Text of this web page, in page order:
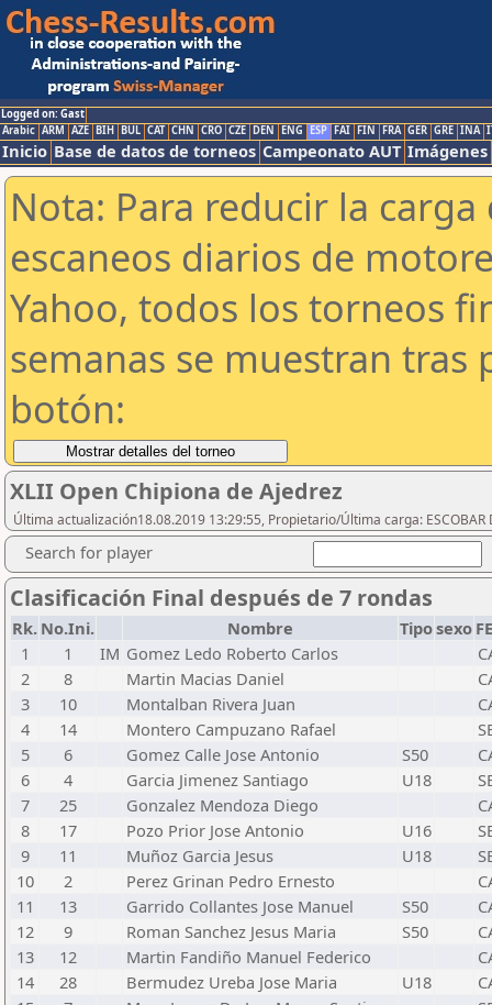
Logged on: Gast
Arabic ARM AZE BIH BUL CAT CHN CRO CZE DEN ENG ESP FAI FIN FRA GER GRE INA
Inicio Base de datos de torneos Campeonato AUT Imágenes
Nota: Para reducir la
escaneos diarios de
Yahoo, todos los torneos
semanas se muestran tras
botón:
XLII Open Chipiona de Ajedrez
Última actualización18.08.2019 13:29:55, Propietario/Última carga: ESCOBAR
Search for player
Clasificación Final después de 7 rondas
Rk. No.Ini. Nombre Tiposexo
1
1 IM Gomez Ledo Roberto Carlos
2
8 Martin Macias Daniel
3
10 Montalban Rivera Juan
4
14 Montero Campuzano Rafael
5
6 Gomez Calle Jose Antonio S50
6
4 Garcia Jimenez Santiago U18
7
25 Gonzalez Mendoza Diego
8
17 Pozo Prior Jose Antonio U16
9
11 Muñoz Garcia Jesus U18
10
2 Perez Grinan Pedro Ernesto
11
13 Garrido Collantes Jose Manuel S50
12
9 Roman Sanchez Jesus Maria S50
13
12 Martin Fandiño Manuel Federico
14
28 Bermudez Ureba Jose Maria U18